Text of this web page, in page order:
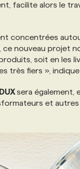
facilite alors le
concentrées
ce nouveau projet
soit en les
très fiers », indique
sera également,
et